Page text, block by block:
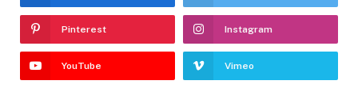
Pinterest Instagram
YouTube Vimeo